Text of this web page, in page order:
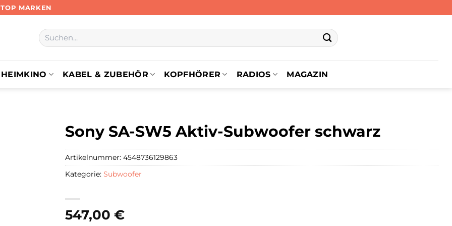
MARKEN
Suchen
nach:
HEIMKINO KABEL & ZUBEHÖR KOPFHÖRER RADIOS MAGAZIN
Sony SA-SW5 Aktiv-Subwoofer schwarz
547,00 €
Artikelnummer: 4548736129863
Kategorie: Subwoofer